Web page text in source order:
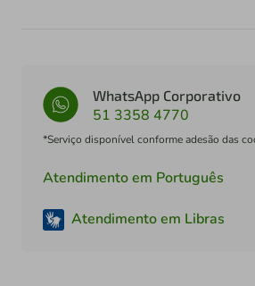
WhatsApp Corporativo
51 3358 4770
*Serviço disponível conforme adesão das
Atendimento em Português
Atendimento em Libras